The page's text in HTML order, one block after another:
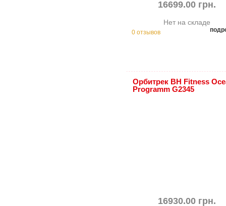
16699.00 грн.
Нет на складе
0 отзывов
Орбитрек BH Fitness
Programm G2345
16930.00 грн.